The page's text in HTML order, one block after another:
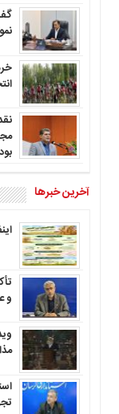
آخرین خبرها
و